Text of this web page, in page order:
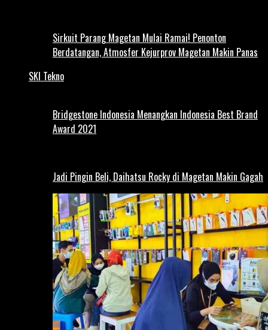
Sirkuit Parang Magetan Mulai Ramai! Penonton
Berdatangan, Atmosfer Kejurprov Magetan Makin Panas
SKI Tekno
Bridgestone Indonesia Menangkan Indonesia Best Brand
Award 2021
Jadi Pingin Beli, Daihatsu Rocky di Magetan Makin Gagah